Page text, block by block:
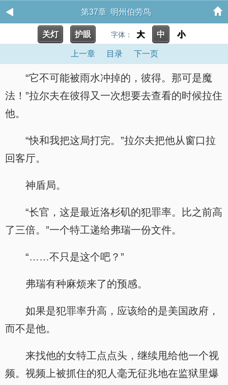
第37章 明州伯劳鸟
关灯 护眼 字体： 大 中 小
上一章 目录 下一页
“它不可能被雨水冲掉的，彼得。那可是魔
法！”拉尔夫在彼得又一次想要去查看的时候拉住
他。
“快和我把这局打完。”拉尔夫把他从窗口拉
回客厅。
神盾局。
“长官，这是最近洛杉矶的犯罪率。比之前高
了三倍。”一个特工递给弗瑞一份文件。
“……不只是这个吧？”
弗瑞有种麻烦来了的预感。
如果是犯罪率升高，应该给的是美国政府，
而不是他。
来找他的女特工点点头，继续甩给他一个视
频。视频上被抓住的犯人毫无征兆地在监狱里爆